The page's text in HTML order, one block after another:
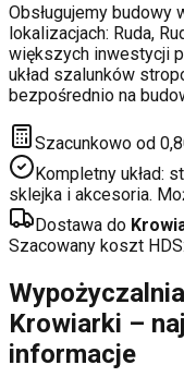
Obsługujemy budowy
lokalizacjach: Ruda,
większych inwestycji
układ szalunków
bezpośrednio na
Szacunkowo od
Kompletny układ:
sklejka i akcesoria.
Dostawa do
Szacowany koszt HDS:
Krowiarki –
informacje